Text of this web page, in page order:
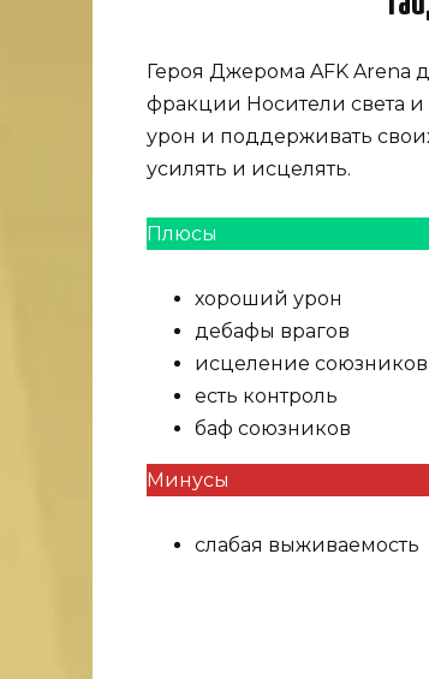
Героя Джерома AFK Arena
фракции Носители света и
урон и поддерживать
усилять и исцелять.
Плюсы
хороший урон
дебафы врагов
исцеление союзников
есть контроль
баф союзников
Минусы
слабая выживаемость